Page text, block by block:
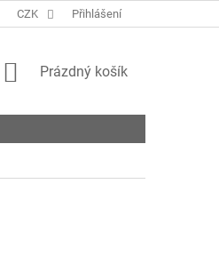
NAPIŠTE NÁM
CZK Přihlášení
NÁKUPNÍ
Prázdný košík